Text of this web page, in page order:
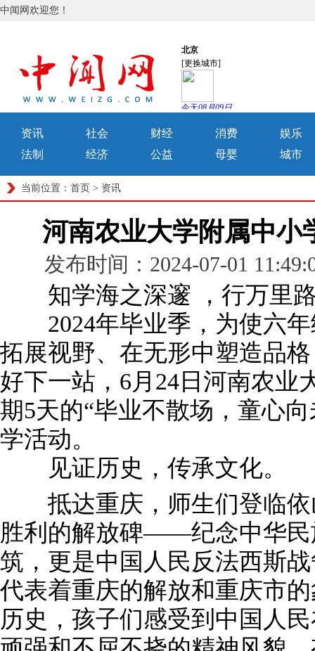
中闻网欢迎您！
资讯 社会 财经 消费
娱乐
法制
经济 公益 母婴 城市
当前位置： 首页 > 资讯
河南农业大学附属中小
发布时间：2024-07-01
知学海之深邃 ，行万里路
2024年毕业季，为使六年
拓展视野、在无形中塑造品
好下一站，6月24日河南农业
期5天的“毕业不散场，童心
学活动。
见证历史，传承文化。
抵达重庆，师生们登临依
胜利的解放碑——纪念中华民
筑，更是中国人民反法西斯
代表着重庆的解放和重庆市
历史，孩子们感受到中国人